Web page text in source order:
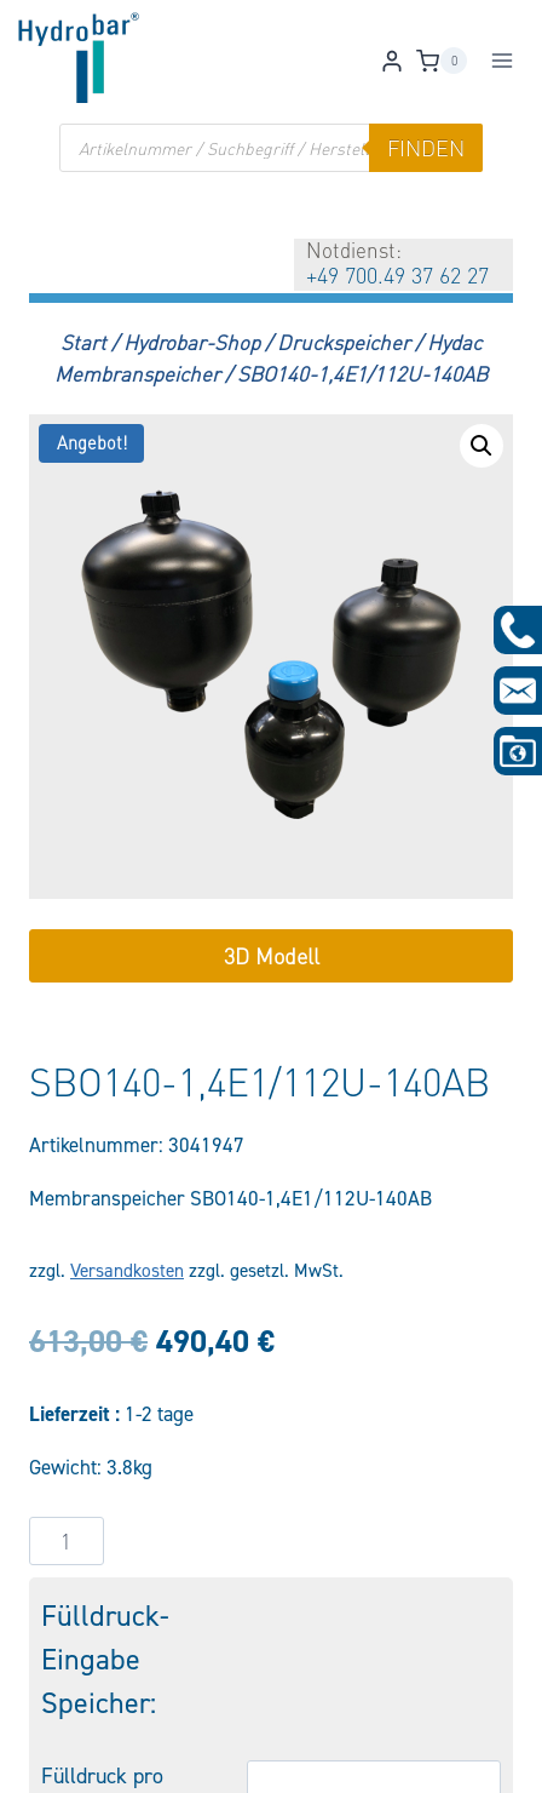
Zum
Inhalt
0
Products
search
FINDEN
Notdienst:
+49 700.49 37 62 27
Start / Hydrobar-Shop / Druckspeicher / Hydac
Membranspeicher / SBO140-1,4E1/112U-140AB
Angebot!
3D Modell
SBO140-1,4E1/112U-140AB
Artikelnummer: 3041947
Membranspeicher SBO140-1,4E1/112U-140AB
zzgl. Versandkosten zzgl. gesetzl. MwSt.
613,00€ Ursprünglicher
war:
490,40 €Aktueller
Lieferzeit : 1-2 tage
Gewicht: 3.8kg
SBO140-
1,4E1/112U-
Menge
Fülldruck-
Eingabe
Speicher:
Fülldruck pro